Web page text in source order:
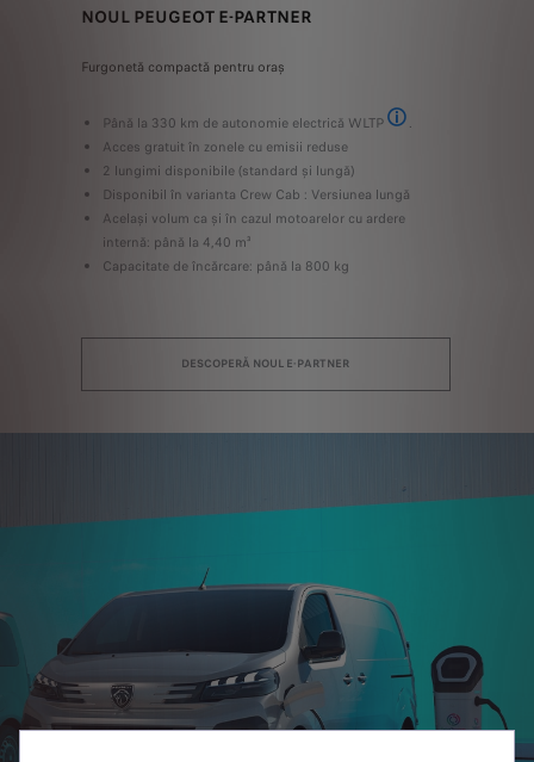
NOUL PEUGEOT E-PARTNER
Furgonetă compactă pentru oraș
Până la 330 km de autonomie electrică WLTP
.
Acces gratuit în zonele cu emisii reduse
2 lungimi disponibile (standard și lungă)
Disponibil în varianta Crew Cab : Versiunea lungă
Același volum ca și în cazul motoarelor cu ardere
internă: până la 4,40 m³
Capacitate de încărcare: până la 800 kg
DESCOPERĂ NOUL E-PARTNER